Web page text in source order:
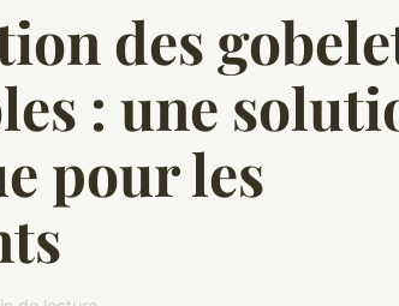
des
: une
pour les